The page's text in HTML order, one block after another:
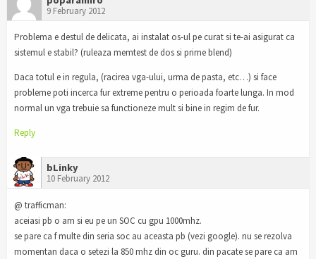
9 February 2012
Problema e destul de delicata, ai instalat os-ul pe curat si te-ai asigurat ca
sistemul e stabil? (ruleaza memtest de dos si prime blend)
Daca totul e in regula, (racirea vga-ului, urma de pasta, etc…) si face
probleme poti incerca fur extreme pentru o perioada foarte lunga. In mod
normal un vga trebuie sa functioneze mult si bine in regim de fur.
Reply
bLinky
10 February 2012
@ trafficman:
aceiasi pb o am si eu pe un SOC cu gpu 1000mhz.
se pare ca f multe din seria soc au aceasta pb (vezi google). nu se rezolva
momentan daca o setezi la 850 mhz din oc guru. din pacate se pare ca am